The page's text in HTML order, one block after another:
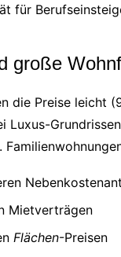
für
große
die Preise leicht
Luxus-
Mietverträgen
Flächen-Preisen